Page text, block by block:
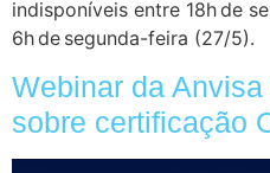
indisponíveis entre 18h de
6h de segunda-feira (27/5).
Webinar da
sobre certificação